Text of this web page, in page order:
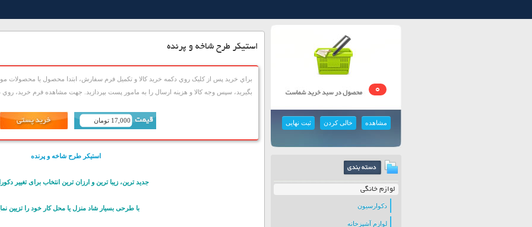
0
مشاهده خالی کردن ثبت نهایی
لوازم خانگی
دکوارسیون
لوازم آشپزخانه
استیکر طرح شاخه و پرنده
براي خريد پس از کليک روي دکمه خريد کالا و تکميل فرم سفارش، ابتدا محصول يا محصولات
بگيريد، سپس وجه کالا و هزينه ارسال را به مامور پست بپردازيد. جهت مشاهده فرم خريد، روي
17,000 تومان
استیکر طرح شاخه و پرنده
جدید ترین، زیبا ترین و ارزان ترین انتخاب برای تغییر
با طرحی بسیار شاد منزل یا محل کار خود را تزیین